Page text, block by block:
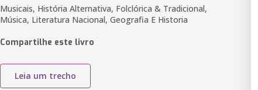
Musicais, História Alternativa, Folclórica & Tradicional,
Música, Literatura Nacional, Geografia E Historia
Compartilhe este livro
Leia um trecho